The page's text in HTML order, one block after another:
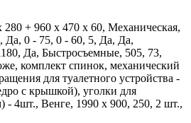
280 + 960 х 470 х 60, Механическая,
0 - 75, 0 - 60, 5, Да, Да,
Да, Быстросъемные, 505, 73,
комплект спинок, механический
для туалетного устройства -
с крышкой), уголки для
- 4шт., Венге, 1990 x 900, 250, 2 шт.,